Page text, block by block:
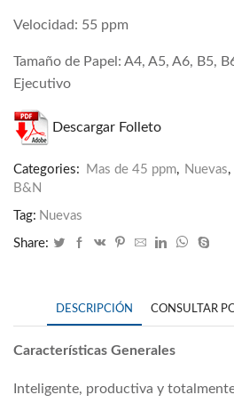
Velocidad: 55 ppm
Tamaño de Papel: A4, A5, A6, B5,
Ejecutivo
Descargar Folleto
Categories: Mas de 45 ppm, Nuevas,
B&N
Tag: Nuevas
Share:
DESCRIPCIÓN CONSULTAR
Características Generales
Inteligente, productiva y